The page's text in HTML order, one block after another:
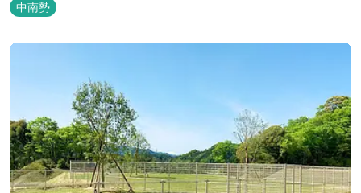
するテナントプロデュースにより洗練された世界観を各客室でお楽
しみいただけ...
中南勢